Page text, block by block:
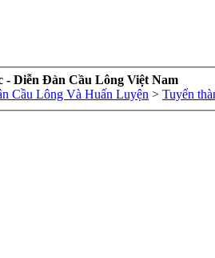
Diễn Đàn Cầu Lông Việt Nam
Cầu Lông Và Huấn Luyện > Tuyển